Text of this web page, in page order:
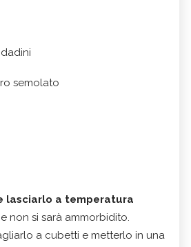
semolato
lasciarlo a temperatura
non si sarà ammorbidito.
a cubetti e metterlo in una